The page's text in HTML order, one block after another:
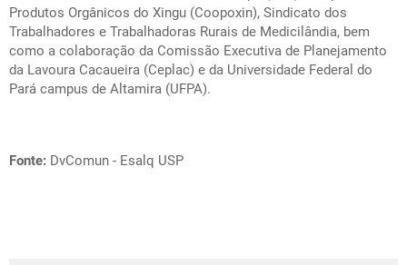
Produtos Orgânicos do Xingu (Coopoxin), Sindicato dos
Trabalhadores e Trabalhadoras Rurais de Medicilândia, bem
como a colaboração da Comissão Executiva de Planejamento
da Lavoura Cacaueira (Ceplac) e da Universidade Federal do
Pará campus de Altamira (UFPA).
Fonte: DvComun - Esalq USP